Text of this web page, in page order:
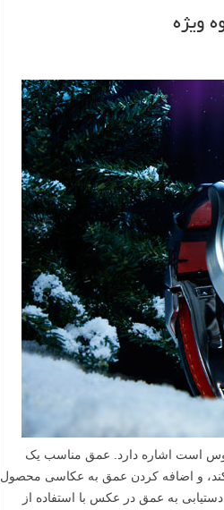
ویژه
است اشاره دارد. عمق مناسب یک
و اضافه کردن عمق به عکاسی محصول
به عمق در عکس با استفاده از